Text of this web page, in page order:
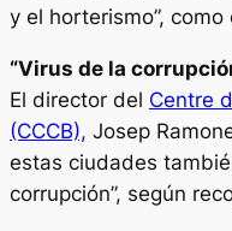
y el horterismo”, como
“Virus de la
El director del Centre
(CCCB), Josep
estas ciudades
corrupción”, según